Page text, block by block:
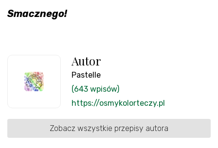
Smacznego!
Autor
Pastelle
(643 wpisów)
https://osmykolorteczy.pl
Zobacz wszystkie przepisy autora